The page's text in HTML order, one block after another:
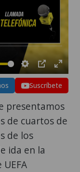
Suscríbete
presentamos
de cuartos de
de los
ida en la